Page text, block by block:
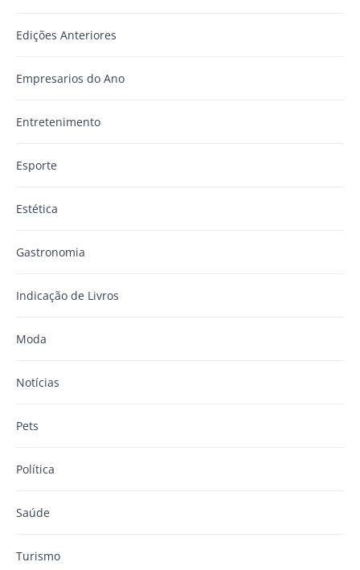
Edições Anteriores
Empresarios do Ano
Entretenimento
Esporte
Estética
Gastronomia
Indicação de Livros
Moda
Notícias
Pets
Política
Saúde
Turismo